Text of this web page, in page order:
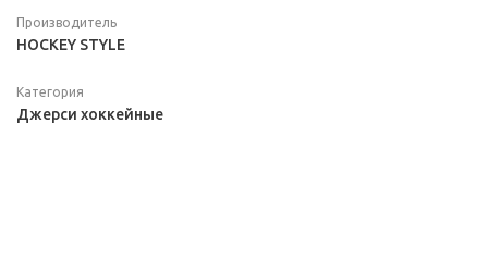
Производитель
HOCKEY STYLE
Категория
Джерси хоккейные